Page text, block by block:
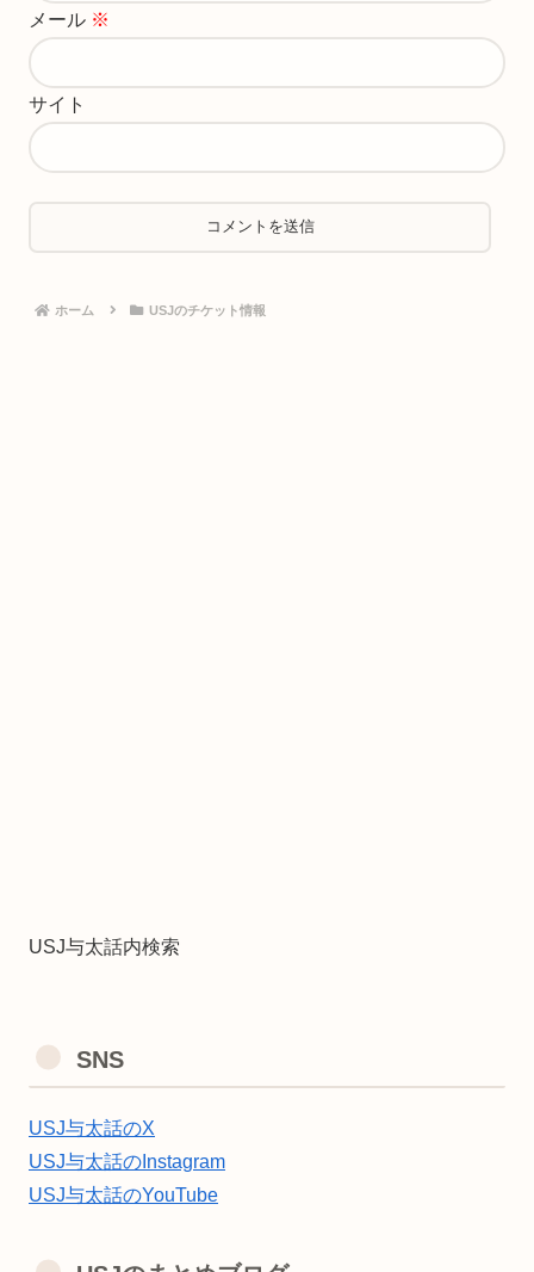
メール ※
サイト
ホーム USJのチケット情報
USJ与太話内検索
SNS
USJ与太話のX
USJ与太話のInstagram
USJ与太話のYouTube